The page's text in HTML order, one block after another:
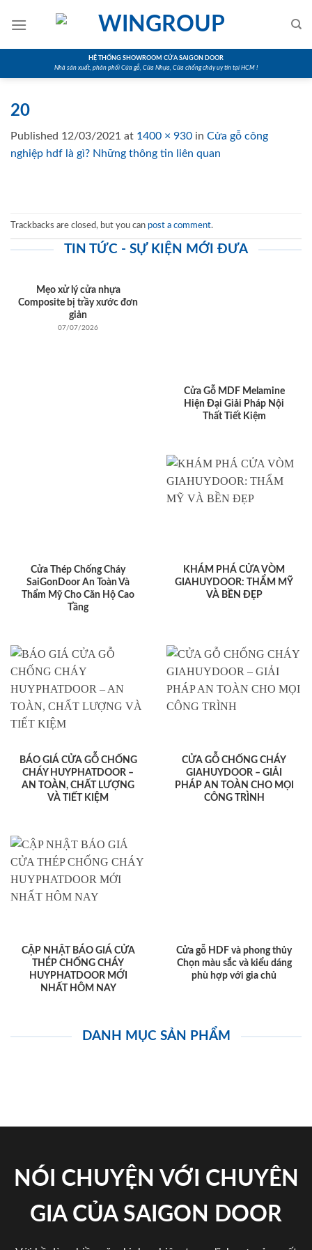
HỆ THỐNG SHOWROOM CỬA SAIGON DOOR
Nhà sản xuất, phân phối Cửa gỗ, Cửa Nhựa, Cửa chống cháy uy tín tại HCM !
20
Published 12/03/2021 at 1400 × 930 in Cửa gỗ công
nghiệp hdf là gì? Những thông tin liên quan
Trackbacks are closed, but you can post a comment.
TIN TỨC - SỰ KIỆN MỚI ĐƯA
Mẹo xử lý cửa nhựa
Composite bị trầy xước đơn
giản
07/07/2026
Cửa Gỗ MDF Melamine
Hiện Đại Giải Pháp Nội
Thất Tiết Kiệm
Cửa Thép Chống Cháy
SaiGonDoor An Toàn Và
Thẩm Mỹ Cho Căn Hộ Cao
Tầng
KHÁM PHÁ CỬA VÒM
GIAHUYDOOR: THẨM MỸ
VÀ BỀN ĐẸP
BÁO GIÁ CỬA GỖ CHỐNG
CHÁY HUYPHATDOOR –
AN TOÀN, CHẤT LƯỢNG
VÀ TIẾT KIỆM
CỬA GỖ CHỐNG CHÁY
GIAHUYDOOR – GIẢI
PHÁP AN TOÀN CHO MỌI
CÔNG TRÌNH
CẬP NHẬT BÁO GIÁ CỬA
THÉP CHỐNG CHÁY
HUYPHATDOOR MỚI
NHẤT HÔM NAY
Cửa gỗ HDF và phong thủy
Chọn màu sắc và kiểu dáng
phù hợp với gia chủ
DANH MỤC SẢN PHẨM
NÓI CHUYỆN VỚI CHUYÊN
GIA CỦA SAIGON DOOR